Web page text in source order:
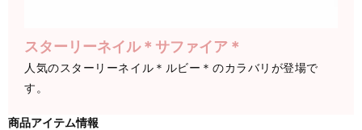
スターリーネイル＊サファイア＊
人気のスターリーネイル＊ルビー＊のカラバリが登場で
す。
商品アイテム情報